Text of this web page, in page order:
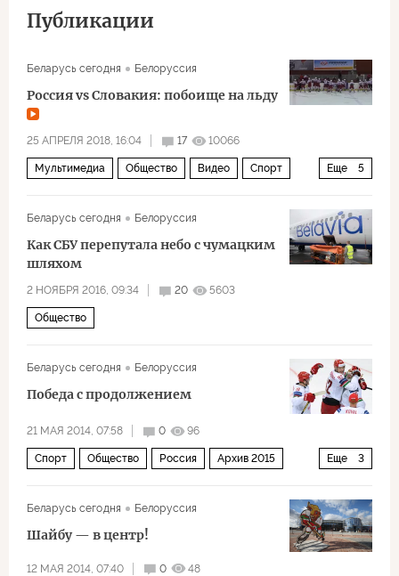
Публикации
Беларусь сегодня Белоруссия
Россия vs Словакия: побоище на льду
25 АПРЕЛЯ 2018, 16:04 17 10066
Еще 5
Мультимедиа Общество Видео Спорт
Беларусь сегодня Белоруссия
Как СБУ перепутала небо с чумацким
шляхом
2 НОЯБРЯ 2016, 09:34 20 5603
Общество
Беларусь сегодня Белоруссия
Победа с продолжением
21 МАЯ 2014, 07:58 0 96
Еще 3
Спорт Общество Россия Архив 2015
Беларусь сегодня
Белоруссия
Шайбу — в центр!
12 МАЯ 2014, 07:40 0 48